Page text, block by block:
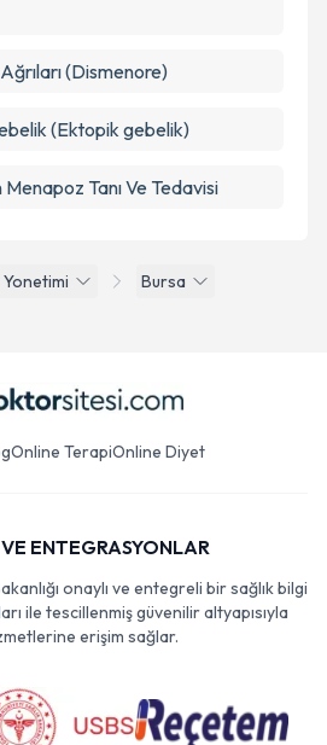
Bursa
(Dismenore)
(Ektopik gebelik)
Tanı Ve Tedavisi
Online TerapiOnline Diyet
ENTEGRASYONLAR
onaylı ve entegreli bir sağlık bilgi
ile tescillenmiş güvenilir altyapısıyla
erişim sağlar.